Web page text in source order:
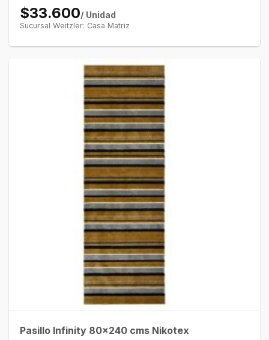
$33.600/ Unidad
Sucursal Weitzler: Casa Matriz
Pasillo Infinity 80×240 cms Nikotex